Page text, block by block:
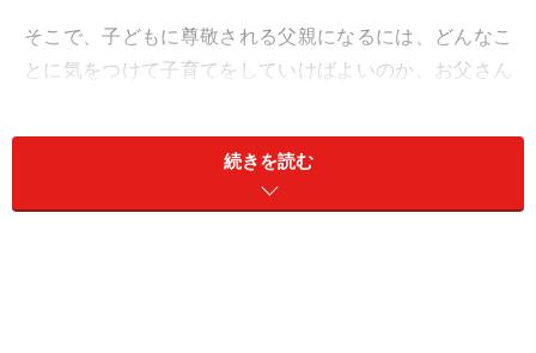
そこで、子どもに尊敬される父親になるには、どんなこ
とに気をつけて子育てをしていけばよいのか、お父さん
お父さんは子どもの話の聞き上手に
続きを読む